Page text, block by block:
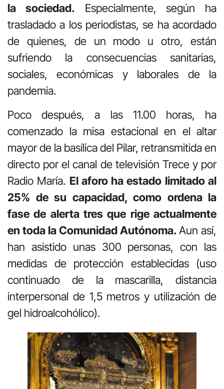
la sociedad. Especialmente, según ha
trasladado a los periodistas, se ha acordado
de quienes, de un modo u otro, están
sufriendo la consecuencias sanitarias,
sociales, económicas y laborales de la
pandemia.
Poco después, a las 11.00 horas, ha
comenzado la misa estacional en el altar
mayor de la basílica del Pilar, retransmitida en
directo por el canal de televisión Trece y por
Radio María. El aforo ha estado limitado al
25% de su capacidad, como ordena la
fase de alerta tres que rige actualmente
en toda la Comunidad Autónoma.Aun así,
han asistido unas 300 personas, con las
medidas de protección establecidas (uso
continuado de la mascarilla, distancia
interpersonal de 1,5 metros y utilización de
gel hidroalcohólico).